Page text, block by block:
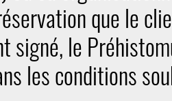
que le
signé, le
les conditions